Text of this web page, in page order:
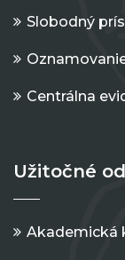
Slobodný
Centrálna
Užitočné
Akademická